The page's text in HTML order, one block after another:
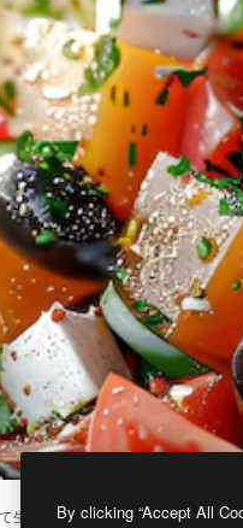
生成されたものです。 AI画像生成
By clicking “Accept All